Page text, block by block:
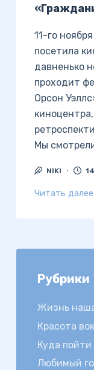
11-го
посетила
давненько
проходит
Орсон
Мы
NIKI
Читать далее
Рубрики
Жизнь
Красота
Куда пойти
Любимый